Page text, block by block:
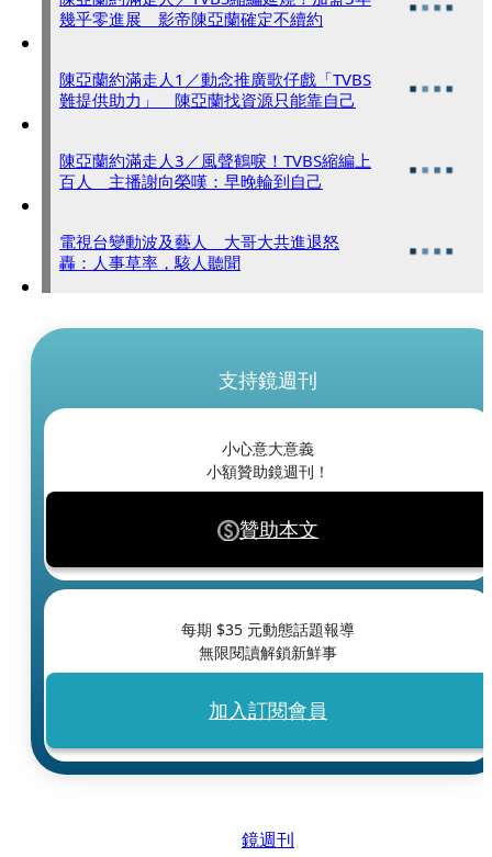
幾乎零進展 影帝陳亞蘭確定不續約
陳亞蘭約滿走人1／動念推廣歌仔戲「TVBS
難提供助力」 陳亞蘭找資源只能靠自己
陳亞蘭約滿走人3／風聲鶴唳！TVBS縮編上
百人 主播謝向榮嘆：早晚輪到自己
電視台變動波及藝人 大哥大共進退怒
轟：人事草率，駭人聽聞
支持鏡週刊
小心意大意義
小額贊助鏡週刊！
贊助本文
每期 $35 元動態話題報導
無限閱讀解鎖新鮮事
加入訂閱會員
鏡週刊